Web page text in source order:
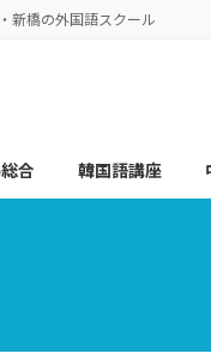
新橋の外国語スクール
合 韓国語講座